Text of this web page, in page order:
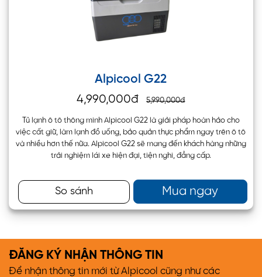
Alpicool G22
4,990,000đ 5,990,000đ
Tủ lạnh ô tô thông minh Alpicool G22 là giải pháp hoàn hảo cho
việc cất giữ, làm lạnh đồ uống, bảo quản thực phẩm ngay trên ô tô
và nhiều hơn thế nữa. Alpicool G22 sẽ mang đến khách hàng những
trải nghiệm lái xe hiện đại, tiện nghi, đẳng cấp.
So sánh Mua ngay
ĐĂNG KÝ NHẬN THÔNG TIN
Để nhận thông tin mới từ Alpicool cũng như các